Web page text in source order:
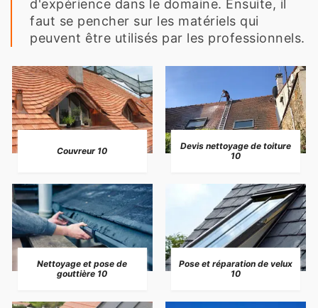
d'expérience dans le domaine. Ensuite, il
faut se pencher sur les matériels qui
peuvent être utilisés par les professionnels.
Couvreur 10
Devis nettoyage de toiture
10
Nettoyage et pose de
gouttière 10
Pose et réparation de velux
10